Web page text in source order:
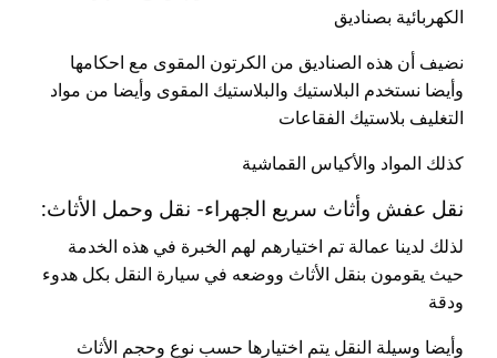
الكهربائية بصناديق
نضيف أن هذه الصناديق من الكرتون المقوى مع احكامها
وأيضا نستخدم البلاستيك والبلاستيك المقوى وأيضا من مواد
التغليف بلاستيك الفقاعات
كذلك المواد والأكياس القماشية
نقل عفش وأثاث سريع الجهراء- نقل وحمل الأثاث:
لذلك لدينا عمالة تم اختيارهم لهم الخبرة في هذه الخدمة
حيث يقومون بنقل الأثاث ووضعه في سيارة النقل بكل هدوء
ودقة
وأيضا وسيلة النقل يتم اختيارها حسب نوع وحجم الأثاث